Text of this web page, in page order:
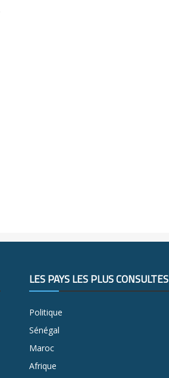
LES PAYS LES PLUS CONSULTÉS
Politique
Sénégal
Maroc
Afrique